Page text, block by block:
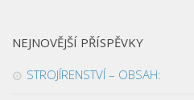
NEJNOVĚJŠÍ PŘÍSPĚVKY
STROJÍRENSTVÍ – OBSAH: